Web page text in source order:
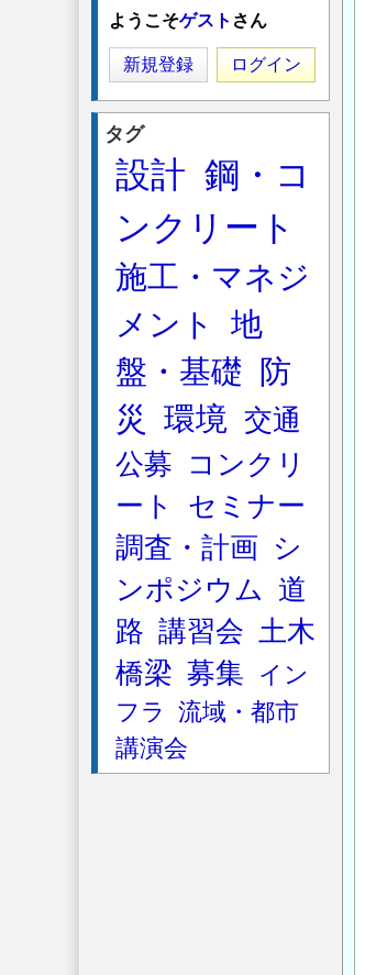
ようこそゲスト さん
新規登録 ログイン
タグ
設計 鋼・コ
ンクリート
施工・マネジ
メント
地
盤・基礎
防
災
環境 交通
公募
コンクリ
ート
セミナー
調査・計画
シ
ンポジウム 道
路 講習会 土木
橋梁 募集
イン
フラ
流域・都市
講演会